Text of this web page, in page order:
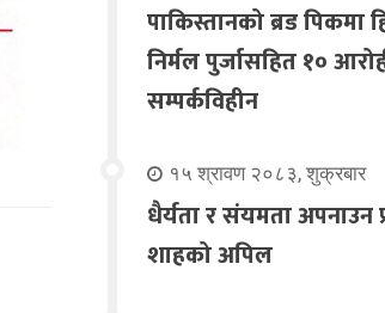
पाकिस्तानको ब्रड पिकमा
निर्मल पुर्जासहित १०
सम्पर्कविहीन
१५ श्रावण २०८३, शुक्रबार
धैर्यता र संयमता अपनाउन
शाहको अपिल